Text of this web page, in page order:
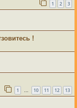
1 2 3
!
1 … 10 11 12 13